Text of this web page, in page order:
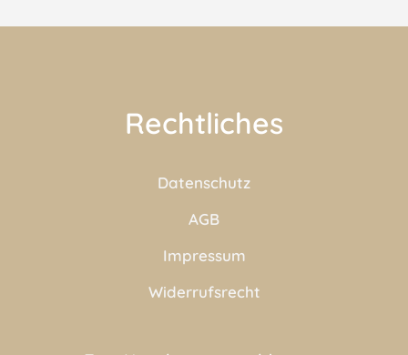
Rechtliches
Datenschutz
AGB
Impressum
Widerrufsrecht